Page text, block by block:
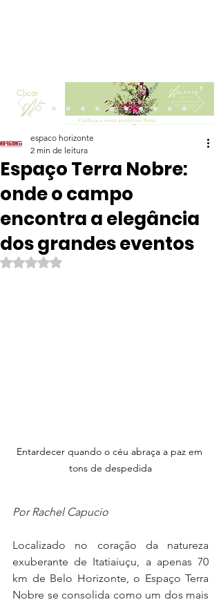
Clicar
Espaço Terra Nobre:
onde o campo
encontra a elegância
dos grandes eventos
espaco horizonte
2 min de leitura
Avaliado com NaN de 5 estrelas.
Entardecer quando o céu abraça a paz em
tons de despedida
Por Rachel Capucio
Localizado no coração da natureza
exuberante de Itatiaiuçu, a apenas 70
km de Belo Horizonte, o Espaço Terra
Nobre se consolida como um dos mais